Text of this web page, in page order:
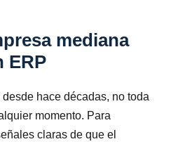
mediana
ERP
hace décadas, no toda
momento. Para
claras de que el